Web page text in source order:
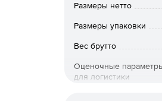
Размеры нетто
Размеры упаковки
Вес брутто
Оценочные
для логистики